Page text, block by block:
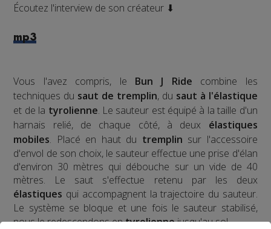
Écoutez l'interview de son créateur ⬇
mp3
Vous l'avez compris, le Bun J Ride combine les
techniques du saut de tremplin, du saut à l'élastique
et de la tyrolienne. Le sauteur est équipé à la taille d'un
harnais relié, de chaque côté, à deux élastiques
mobiles. Placé en haut du tremplin sur l'accessoire
d'envol de son choix, le sauteur effectue une prise d'élan
d'environ 30 mètres qui débouche sur un vide de 40
mètres. Le saut s'effectue retenu par les deux
élastiques qui accompagnent la trajectoire du sauteur.
Le système se bloque et une fois le sauteur stabilisé,
nous le redescendons entyroliennejusqu'au sol.